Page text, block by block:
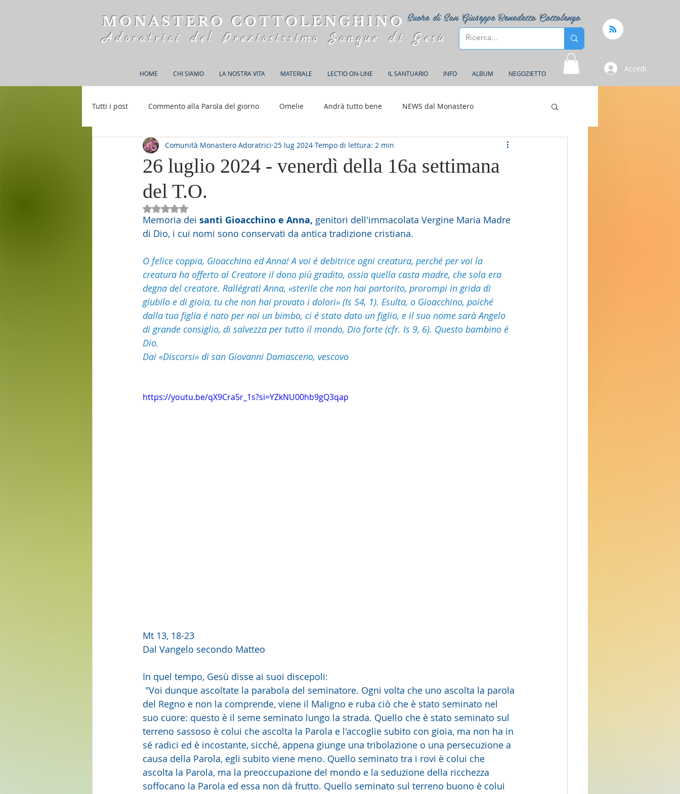
Suore di San Giuseppe Benedetto Cottolengo
MONASTERO COTTOLENGHINO
Adoratrici del Preziosissimo Sangue di Gesù
HOME CHI SIAMO LA NOSTRA VITA MATERIALE LECTIO ON-LINE IL SANTUARIO INFO ALBUM NEGOZIETTO
Accedi
Tutti i post Commento alla Parola del giorno Omelie Andrà tutto bene NEWS dal Monastero
Rifugio S. M. della Bellezza 150 anni di Adorazione
26 luglio 2024 - venerdì della 16a settimana
del T.O.
Comunità Monastero Adoratrici 25 lug 2024 Tempo di lettura: 2 min
Valutazione NaN stelle su 5.
Memoria dei santi Gioacchino e Anna, genitori dell'immacolata Vergine Maria Madre
di Dio, i cui nomi sono conservati da antica tradizione cristiana.
O felice coppia, Gioacchino ed Anna! A voi é debitrice ogni creatura, perché per voi la
creatura ha offerto al Creatore il dono più gradito, ossia quella casta madre, che sola era
degna del creatore. Rallégrati Anna, «sterile che non hai partorito, prorompi in grida di
giubilo e di gioia, tu che non hai provato i dolori» (Is 54, 1). Esulta, o Gioacchino, poiché
dalla tua figlia é nato per noi un bimbo, ci é stato dato un figlio, e il suo nome sarà Angelo
di grande consiglio, di salvezza per tutto il mondo, Dio forte (cfr. Is 9, 6). Questo bambino é
Dio.
Dai «Discorsi» di san Giovanni Damasceno, vescovo
https://youtu.be/qX9Cra5r_1s?si=YZkNU00hb9gQ3qap
Mt 13, 18-23
Dal Vangelo secondo Matteo
In quel tempo, Gesù disse ai suoi discepoli:
del Regno e non la comprende, viene il Maligno e ruba ciò che è stato seminato nel
suo cuore: questo è il seme seminato lungo la strada. Quello che è stato seminato sul
terreno sassoso è colui che ascolta la Parola e l'accoglie subito con gioia, ma non ha in
sé radici ed è incostante, sicché, appena giunge una tribolazione o una persecuzione a
causa della Parola, egli subito viene meno. Quello seminato tra i rovi è colui che
ascolta la Parola, ma la preoccupazione del mondo e la seduzione della ricchezza
soffocano la Parola ed essa non dà frutto. Quello seminato sul terreno buono è colui